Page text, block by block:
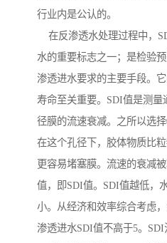
行业内是公认的。
在反渗透水处理过程中，
水的重要标志之一；是检验
渗透进水要求的主要手段。
寿命至关重要。SDI值是测量
径膜的流速衰减。之所以选
在这个孔径下，胶体物质比
更容易堵塞膜。流速的衰减
值，即SDI值。SDI值越低，
小。从经济和效率综合考虑
渗透进水SDI值不高于5。